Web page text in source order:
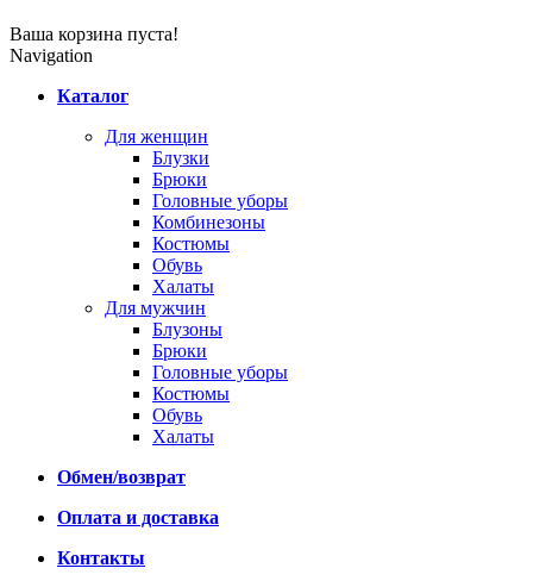
Ваша корзина пуста!
Navigation
Каталог
Для женщин
Блузки
Брюки
Головные уборы
Комбинезоны
Костюмы
Обувь
Халаты
Для мужчин
Блузоны
Брюки
Головные уборы
Костюмы
Обувь
Халаты
Обмен/возврат
Оплата и доставка
Контакты